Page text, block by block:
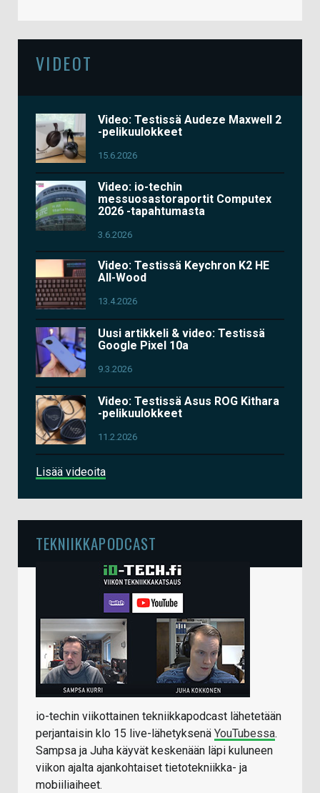
VIDEOT
Video: Testissä Audeze Maxwell 2
-pelikuulokkeet
15.6.2026
Video: io-techin
messuosastoraportit Computex
2026 -tapahtumasta
3.6.2026
Video: Testissä Keychron K2 HE
All-Wood
13.4.2026
Uusi artikkeli & video: Testissä
Google Pixel 10a
9.3.2026
Video: Testissä Asus ROG Kithara
-pelikuulokkeet
11.2.2026
Lisää videoita
TEKNIIKKAPODCAST
io-techin viikottainen tekniikkapodcast lähetetään
perjantaisin klo 15 live-lähetyksenä YouTubessa.
Sampsa ja Juha käyvät keskenään läpi kuluneen
viikon ajalta ajankohtaiset tietotekniikka- ja
mobiiliaiheet.